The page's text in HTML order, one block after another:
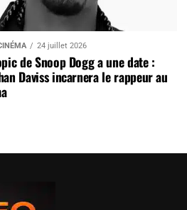
24 juillet 2026
de Snoop Dogg a une date :
Daviss incarnera le rappeur au